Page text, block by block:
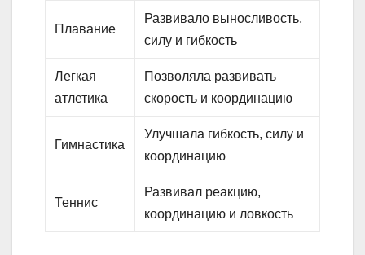
Плавание
Развивало выносливость,
силу и гибкость
Легкая
атлетика
Позволяла развивать
скорость и координацию
Гимнастика
Улучшала гибкость, силу и
координацию
Теннис
Развивал реакцию,
координацию и ловкость